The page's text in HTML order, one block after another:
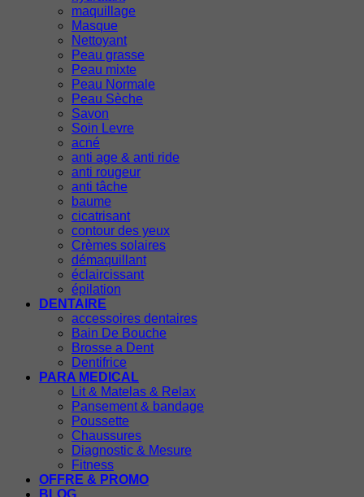
maquillage
Masque
Nettoyant
Peau grasse
Peau mixte
Peau Normale
Peau Sèche
Savon
Soin Levre
acné
anti age & anti ride
anti rougeur
anti tâche
baume
cicatrisant
contour des yeux
Crèmes solaires
démaquillant
éclaircissant
épilation
DENTAIRE
accessoires dentaires
Bain De Bouche
Brosse a Dent
Dentifrice
PARA MEDICAL
Lit & Matelas & Relax
Pansement & bandage
Poussette
Chaussures
Diagnostic & Mesure
Fitness
OFFRE & PROMO